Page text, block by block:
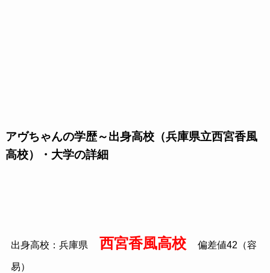
アヴちゃんの学歴～出身高校（兵庫県立西宮香風
高校）・大学の詳細
出身高校：兵庫県 西宮香風高校 偏差値42（容
易）